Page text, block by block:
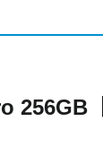
256GB